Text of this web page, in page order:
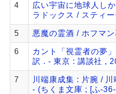
4
広い宇宙に地球人し
ラドックス / スティ
5 悪魔の霊酒 / ホフマ
6
カント「視霊者の夢
訳 . - 東京 : 講談社 ,
7
川端康成集 : 片腕 /
- (ちくま文庫 ; [ふ-